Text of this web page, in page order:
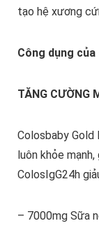
tạo hệ xương
Công dụng
TĂNG CƯỜNG
Colosbaby Gold
luôn khỏe
ColosIgG24h
– 7000mg Sữa